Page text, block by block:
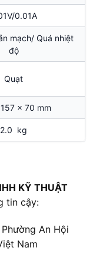
0.01A
mạch/ Quá nhiệt
độ
Quạt
x 70 mm
2.0 kg
KỸ THUẬT
tin cậy:
An Hội
Nam